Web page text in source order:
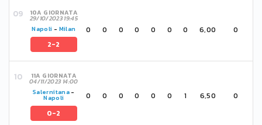
10A GIORNATA
29/10/2023 19:45
Napoli - Milan
2-2
0 0 0 0 0 0 0 6,00 0
11A GIORNATA
04/11/2023 14:00
Salernitana-
Napoli
0-2
0 0 0 0 0 0 1 6,50 0